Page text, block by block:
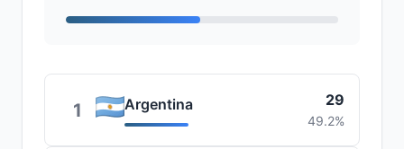
1 Argentina 29
49.2%